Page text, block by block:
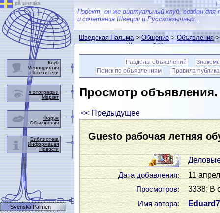
Проект, он же виртуальный клуб, создан для
и сочетания Швеции и Русскоязычных...
Шведская Пальма>Общение>Объявления>
пользователем Шведской Пальмы
Разделы объявлений
Поиск по объявлениям
Правила
Просмотр
<< Предыдущее
Guesto рабочая летняя
Дата добавления: 11
Просмотров: 3338; В
Имя автора:
på svenska
Клуб
Мероприятия
Посетители
Фотографии
Маркет
Форум
Объявления
Библиотека
Информация
Новости
Svenska Palmen